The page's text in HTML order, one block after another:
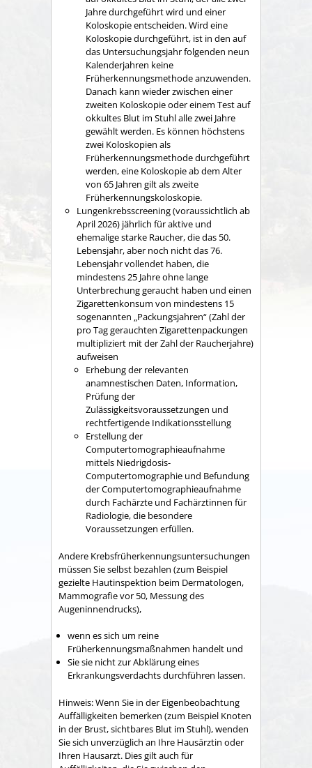
Jahre durchgeführt wird und einer
Koloskopie entscheiden. Wird eine
Koloskopie durchgeführt, ist in den auf
das Untersuchungsjahr folgenden neun
Kalenderjahren keine
Früherkennungsmethode anzuwenden.
Danach kann wieder zwischen einer
zweiten Koloskopie odereinem Test auf
okkultes Blut im Stuhl alle zwei Jahre
gewählt werden. Es können höchstens
zwei Koloskopien als
Früherkennungsmethode durchgeführt
werden, eine Koloskopie ab dem Alter
von 65 Jahren gilt als zweite
Früherkennungskoloskopie.
Lungenkrebsscreening (voraussichtlich ab
April 2026) jährlich für aktive und
ehemalige starke Raucher, die das 50.
Lebensjahr, aber noch nicht das 76.
Lebensjahr vollendet haben, die
mindestens 25 Jahre ohne lange
Unterbrechung geraucht haben und einen
Zigarettenkonsum von mindestens 15
sogenannten „Packungsjahren“ (Zahl der
pro Tag gerauchten Zigarettenpackungen
multipliziert mit der Zahl der Raucherjahre)
aufweisen
Erhebung der relevanten
anamnestischen Daten, Information,
Prüfung der
Zulässigkeitsvoraussetzungen und
rechtfertigende Indikationsstellung
Erstellung der
Computertomographieaufnahme
mittels Niedrigdosis-
Computertomographie und Befundung
der Computertomographieaufnahme
durch Fachärzte und Fachärztinnen für
Radiologie, die besondere
Voraussetzungen erfüllen.
Andere Krebsfrüherkennungsuntersuchungen
müssen Sie selbst bezahlen (zum Beispiel
gezielte Hautinspektion beim Dermatologen,
Mammografie vor 50, Messung des
Augeninnendrucks),
wenn es sich um reine
Früherkennungsmaßnahmen handelt und
Sie sie nicht zur Abklärung eines
Erkrankungsverdachts durchführen lassen.
Hinweis:Wenn Sie in der Eigenbeobachtung
Auffälligkeiten bemerken (zum Beispiel Knoten
in der Brust, sichtbares Blut im Stuhl), wenden
Sie sich unverzüglich an Ihre Hausärztin oder
Ihren Hausarzt. Dies gilt auch für